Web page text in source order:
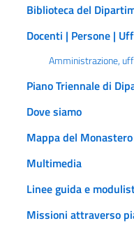
Biblioteca del
Docenti | Persone |
Amministrazione,
Piano Triennale di
Dove siamo
Mappa del
Multimedia
Linee guida e
Missioni attraverso